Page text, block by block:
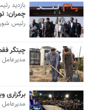
بازدید
چمران:
رئیس
چیتگر فقط
مدیرعامل شرکت
برگزاری